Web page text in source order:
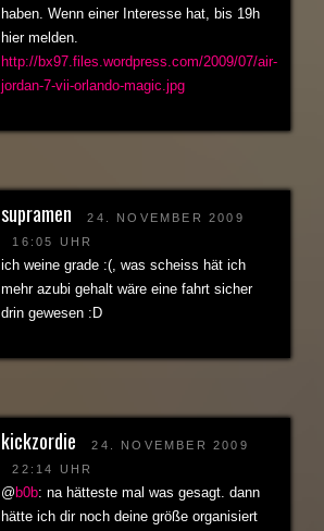
haben. Wenn einer Interesse hat, bis 19h
hier melden.
http://bx97.files.wordpress.com/2009/07/air-
jordan-7-vii-orlando-magic.jpg
supramen
24. NOVEMBER 2009
16:05 UHR
ich weine grade :(, was scheiss hät ich
mehr azubi gehalt wäre eine fahrt sicher
drin gewesen :D
kickzordie
24. NOVEMBER 2009
22:14 UHR
@ b0b: na hätteste mal was gesagt. dann
hätte ich dir noch deine größe organisiert